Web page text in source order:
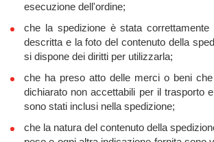
esecuzione dell'ordine;
che la spedizione è stata correttamente
descritta e la foto del contenuto della
si dispone dei diritti per utilizzarla;
che ha preso atto delle merci o beni
dichiarato non accettabili per il trasporto
sono stati inclusi nella spedizione;
che la natura del contenuto della